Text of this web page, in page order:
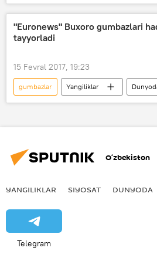
qadimiy
O‘zbekiston
Turizm
turizm
"Euronews" Buxoro gumbazlari
tayyorladi
15 Fevral 2017, 19:23
gumbazlar Yangiliklar
Buxoro
Euronews
O‘zbekiston
YANGILIKLAR SIYOSAT DUNYODA
Telegram